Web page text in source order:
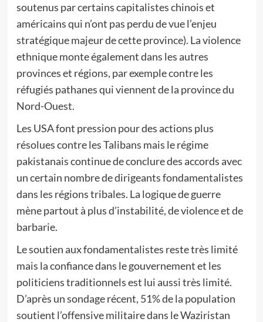
soutenus par certains capitalistes chinois et
américains qui n’ont pas perdu de vue l’enjeu
stratégique majeur de cette province). La violence
ethnique monte également dans les autres
provinces et régions, par exemple contre les
réfugiés pathanes qui viennent de la province du
Nord-Ouest.
Les USA font pression pour des actions plus
résolues contre les Talibans mais le régime
pakistanais continue de conclure des accords avec
un certain nombre de dirigeants fondamentalistes
dans les régions tribales. La logique de guerre
mène partout à plus d’instabilité, de violence et de
barbarie.
Le soutien aux fondamentalistes reste très limité
mais la confiance dans le gouvernement et les
politiciens traditionnels est lui aussi très limité.
D’après un sondage récent, 51% de la population
soutient l’offensive militaire dans le Waziristan